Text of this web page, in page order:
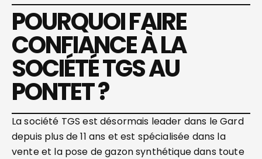
POURQUOI FAIRE
CONFIANCE À LA
SOCIÉTÉ TGS AU
PONTET ?
La société TGS est désormais leader dans le Gard
depuis plus de 11 ans et est spécialisée dans la
vente et la pose de gazon synthétique dans toute